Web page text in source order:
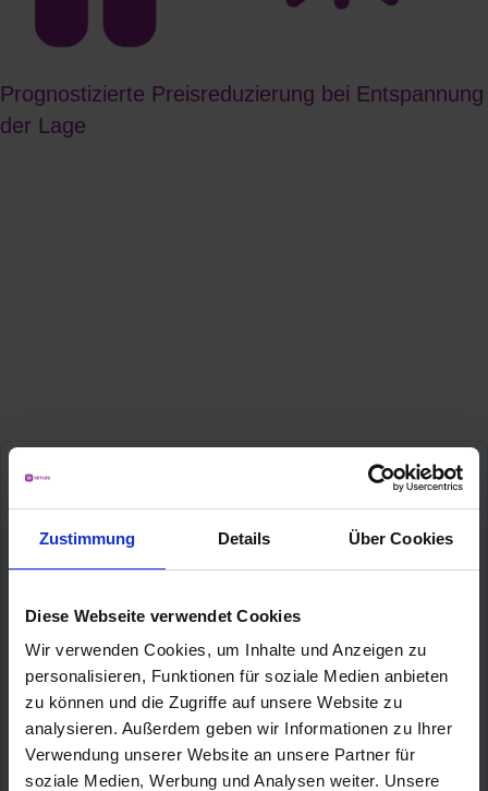
Zustimmung Details Über Cookies
Diese Webseite verwendet Cookies
Wir verwenden Cookies, um Inhalte und Anzeigen zu
personalisieren, Funktionen für soziale Medien anbieten
zu können und die Zugriffe auf unsere Website zu
analysieren. Außerdem geben wir Informationen zu Ihrer
Verwendung unserer Website an unsere Partner für
soziale Medien, Werbung und Analysen weiter. Unsere
Prognostizierte Preisreduzierung bei Entspannung
der Lage
Nachname*
E-Mail